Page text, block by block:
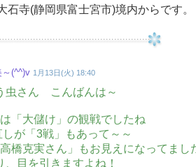
石寺(静岡県富士宮市)境内からです。
～(^^)v 1月13日(火) 18:40
虫さん こんばんは～
「大儲け」の観戦でしたね
が「3戦」もあって～～
橋克実さん」もお見えになってまし
、目を引きますよね！